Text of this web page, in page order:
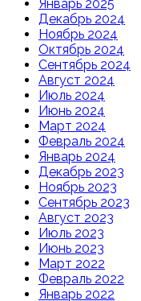
Январь 2025
Декабрь 2024
Ноябрь 2024
Октябрь 2024
Сентябрь 2024
Август 2024
Июль 2024
Июнь 2024
Март 2024
Февраль 2024
Январь 2024
Декабрь 2023
Ноябрь 2023
Сентябрь 2023
Август 2023
Июль 2023
Июнь 2023
Март 2022
Февраль 2022
Январь 2022